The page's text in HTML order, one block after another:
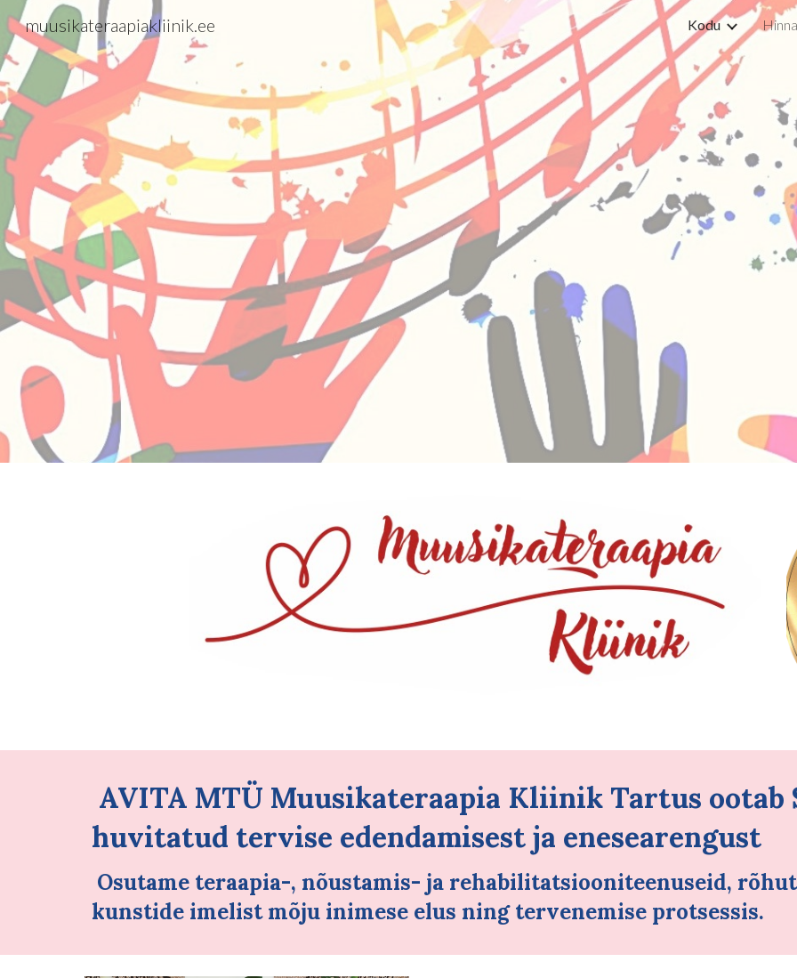
Skip to main content Skip to
muusikateraapiakliinik.ee Kodu
AVITA MTÜ Muusikateraapia Kliinik Tartus ootab
huvitatud tervise edendamisest ja enesearengust
Osutame teraapia-, nõustamis- ja rehabilitatsiooniteenuseid,
kunstide imelist mõju inimese elus ning tervenemise protsessis.